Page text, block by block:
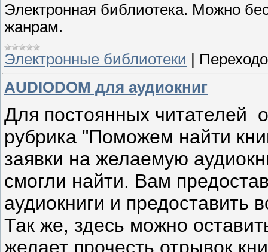
Электронная библиотека. Можно
жанрам.
Электронные библиотеки |
AUDIODOM для аудиокниг
Для постоянных читателей
рубрика "Поможем найти
заявки на желаемую
смогли найти. Вам
аудиокниги и предоставить
Так же, здесь можно
желает прочесть отрывок